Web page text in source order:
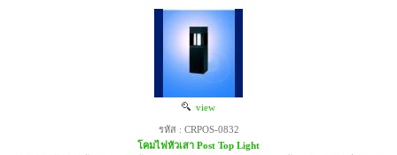
view
รหัส : CRPOS-0832
โคมไฟหัวเสา Post Top Light